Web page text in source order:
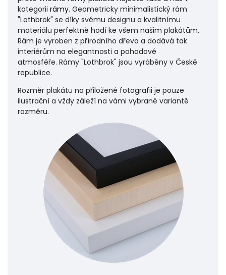
kategorii rámy. Geometricky minimalistický rám
"Lothbrok" se díky svému designu a kvalitnímu
materiálu perfektně hodí ke všem našim plakátům.
Rám je vyroben z přírodního dřeva a dodává tak
interiérům na elegantnosti a pohodové
atmosféře. Rámy "Lothbrok" jsou vyráběny v České
republice.
Rozměr plakátu na přiložené fotografii je pouze
ilustrační a vždy záleží na vámi vybrané variantě
rozměru.